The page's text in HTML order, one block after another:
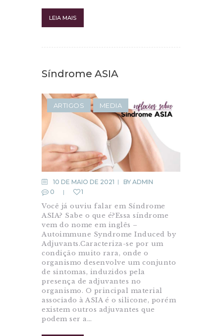
LEIA MAIS
Síndrome ASIA
ARTIGOS MEDIA
10 DE MAIO DE 2021 BY ADMIN
0
1
Você já ouviu falar em Síndrome
ASIA? Sabe o que é?Essa síndrome
vem do nome em inglês –
Autoimmune Syndrome Induced by
Adjuvants.Caracteriza-se por um
condição muito rara, onde o
organismo desenvolve um conjunto
de sintomas, induzidos pela
presença de adjuvantes no
organismo. O principal material
associado à ASIA é o silicone, porém
existem outros adjuvantes que
podem ser a…